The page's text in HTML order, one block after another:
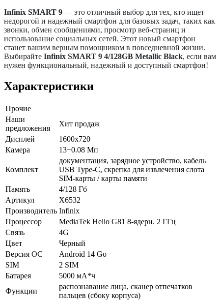
Infinix SMART 9 — это отличный выбор для тех, кто ищет
недорогой и надежный смартфон для базовых задач, таких как
звонки, обмен сообщениями, просмотр веб-страниц и
использование социальных сетей. Этот новый смартфон
станет вашим верным помощником в повседневной жизни.
Выбирайте Infinix SMART 9 4/128GB Metallic Black, если вам
нужен функциональный, надежный и доступный смартфон!
Характеристики
Прочие
Наши
предложения
Хит продаж
Дисплей
1600х720
Камера
13+0.08 Мп
Комплект
документация, зарядное устройство, кабель
USB Type-C, скрепка для извлечения слота
SIM-карты / карты памяти
Память
4/128 Гб
Артикул
X6532
Производитель Infinix
Процессор
MediaTek Helio G81 8-ядерн. 2 ГГц
Связь
4G
Цвет
Черный
Версия ОС
Android 14 Go
SIM
2 SIM
Батарея
5000 мА*ч
Функции
распознавание лица, сканер отпечатков
пальцев (сбоку корпуса)